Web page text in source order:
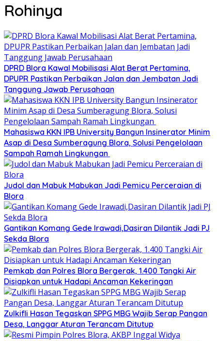
Rohinya
DPRD Blora Kawal Mobilisasi Alat Berat Pertamina,
DPUPR Pastikan Perbaikan Jalan dan Jembatan Jadi
Tanggung Jawab Perusahaan
Mahasiswa KKN IPB University Bangun Insinerator Minim
Asap di Desa Sumberagung Blora, Solusi Pengelolaan
Sampah Ramah Lingkungan ‎
Judol dan Mabuk Mabukan Jadi Pemicu Perceraian di
Blora
Gantikan Komang Gede Irawadi,Dasiran Dilantik Jadi PJ
Sekda Blora
Pemkab dan Polres Blora Bergerak, 1.400 Tangki Air
Disiapkan untuk Hadapi Ancaman Kekeringan
Zulkifli Hasan Tegaskan SPPG MBG Wajib Serap Pangan
Desa, Langgar Aturan Terancam Ditutup